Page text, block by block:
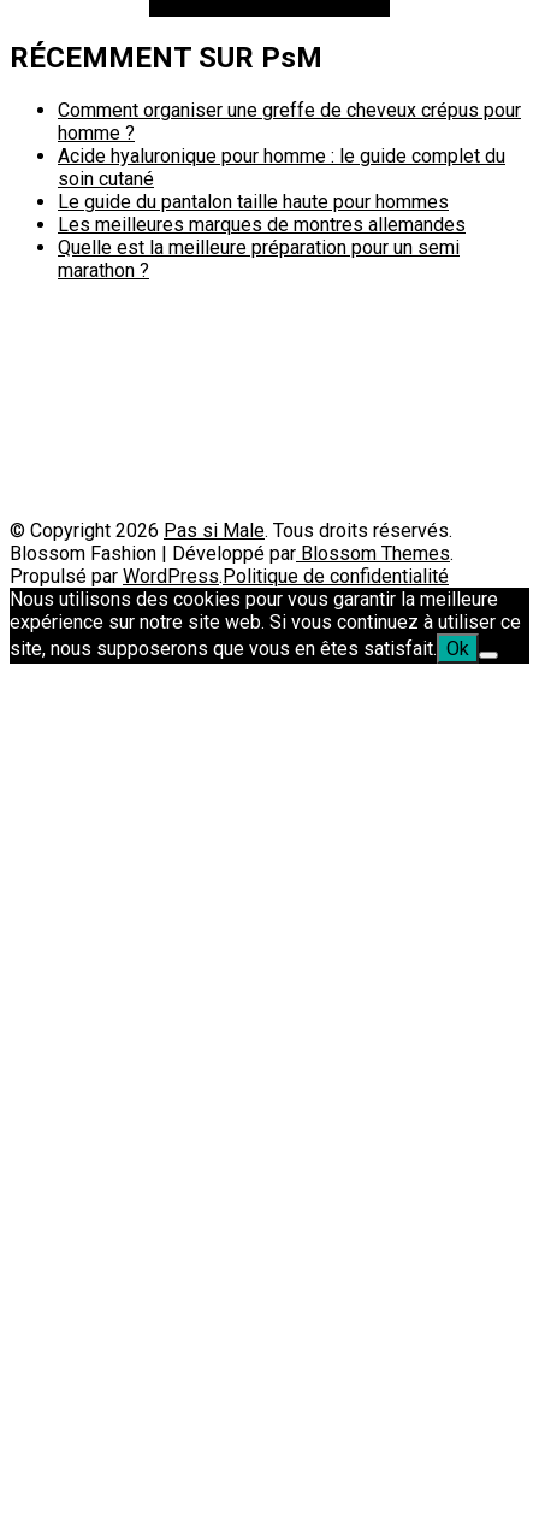
RÉCEMMENT SUR PsM
Comment organiser une greffe de cheveux crépus pour
homme ?
Acide hyaluronique pour homme : le guide complet du
soin cutané
Le guide du pantalon taille haute pour hommes
Les meilleures marques de montres allemandes
Quelle est la meilleure préparation pour un semi
marathon ?
© Copyright 2026 Pas si Male. Tous droits réservés.
Blossom Fashion | Développé par Blossom Themes.
Propulsé par WordPress.Politique de confidentialité
Nous utilisons des cookies pour vous garantir la meilleure
expérience sur notre site web. Si vous continuez à utiliser ce
site, nous supposerons que vous en êtes satisfait. Ok